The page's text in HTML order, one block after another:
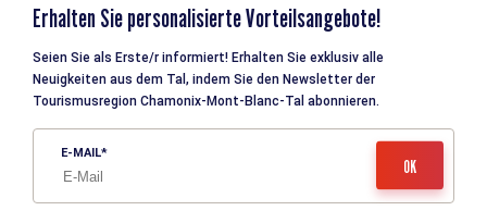
Erhalten Sie personalisierte Vorteilsangebote!
Seien Sie als Erste/r informiert! Erhalten Sie exklusiv alle
Neuigkeiten aus dem Tal, indem Sie den Newsletter der
Tourismusregion Chamonix-Mont-Blanc-Tal abonnieren.
E-MAIL